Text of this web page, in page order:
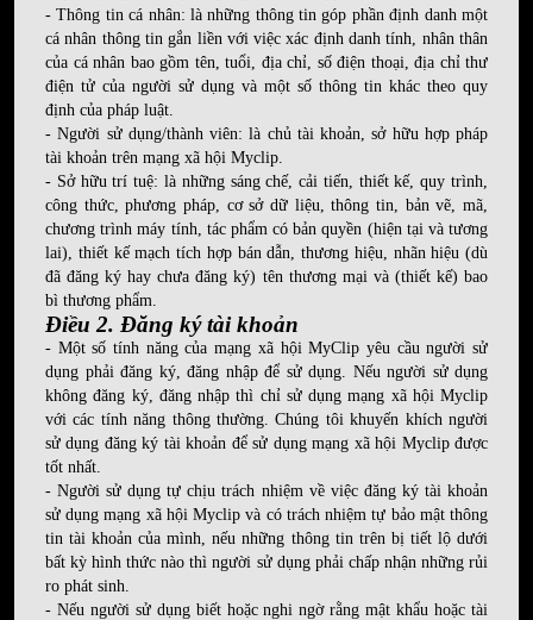
- Thông tin cá nhân: là những thông tin góp phần định danh một
cá nhân thông tin gắn liền với việc xác định danh tính, nhân thân
của cá nhân bao gồm tên, tuổi, địa chỉ, số điện thoại, địa chỉ thư
điện tử của người sử dụng và một số thông tin khác theo quy
định của pháp luật.
- Người sử dụng/thành viên: là chủ tài khoản, sở hữu hợp pháp
tài khoản trên mạng xã hội Myclip.
- Sở hữu trí tuệ: là những sáng chế, cải tiến, thiết kế, quy trình,
công thức, phương pháp, cơ sở dữ liệu, thông tin, bản vẽ, mã,
chương trình máy tính, tác phẩm có bản quyền (hiện tại và tương
lai), thiết kế mạch tích hợp bán dẫn, thương hiệu, nhãn hiệu (dù
đã đăng ký hay chưa đăng ký) tên thương mại và (thiết kế) bao
bì thương phẩm.
Điều 2. Đăng ký tài khoản
- Một số tính năng của mạng xã hội MyClip yêu cầu người sử
dụng phải đăng ký, đăng nhập để sử dụng. Nếu người sử dụng
không đăng ký, đăng nhập thì chỉ sử dụng mạng xã hội Myclip
với các tính năng thông thường. Chúng tôi khuyến khích người
sử dụng đăng ký tài khoản để sử dụng mạng xã hội Myclip được
tốt nhất.
- Người sử dụng tự chịu trách nhiệm về việc đăng ký tài khoản
sử dụng mạng xã hội Myclip và có trách nhiệm tự bảo mật thông
tin tài khoản của mình, nếu những thông tin trên bị tiết lộ dưới
bất kỳ hình thức nào thì người sử dụng phải chấp nhận những rủi
ro phát sinh.
- Nếu người sử dụng biết hoặc nghi ngờ rằng mật khẩu hoặc tài